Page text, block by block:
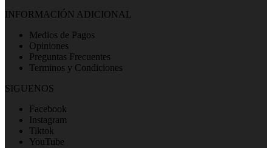
INFORMACIÓN ADICIONAL
Medios de Pagos
Opiniones
Preguntas Frecuentes
Terminos y Condiciones
SIGUENOS
Facebook
Instagram
Tiktok
YouTube